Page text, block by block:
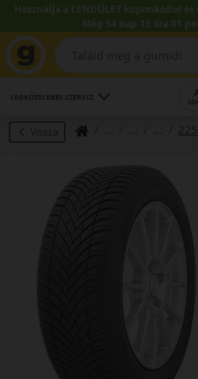
Használja a LENDÜLET kuponkódot
Még 54 nap 13 óra 01
LEGKÖZELEBBI SZERVIZ
Vissza